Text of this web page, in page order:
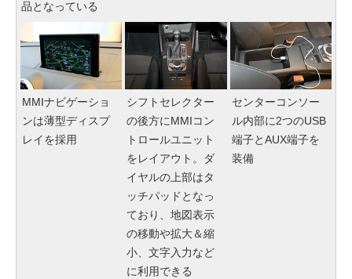
品となっている
MMIナビゲーショ
ンは薄型ディスプ
レイを採用
シフトセレクター
の後方にMMIコン
トロールユニット
をレイアウト。ダ
イヤルの上部はタ
ッチパッドとなっ
ており、地図表示
の移動や拡大＆縮
小、文字入力など
に利用できる
センターコンソー
ル内部に2つのUSB
端子とAUX端子を
装備